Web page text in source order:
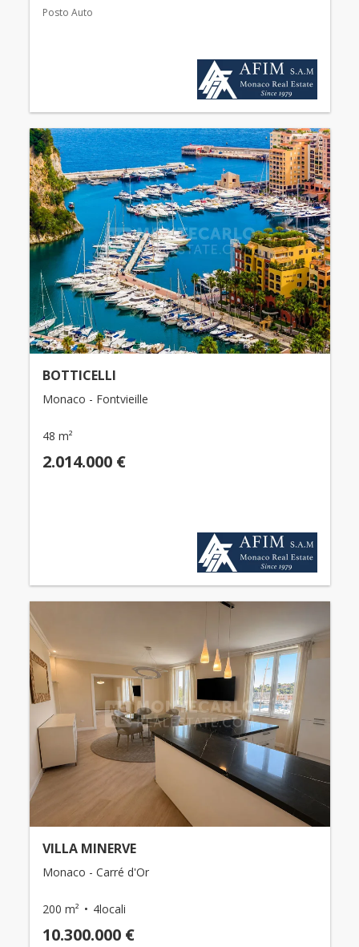
Posto Auto
BOTTICELLI
Monaco - Fontvieille
48 m²
2.014.000 €
VILLA MINERVE
Monaco - Carré d'Or
200 m² 4locali
10.300.000 €